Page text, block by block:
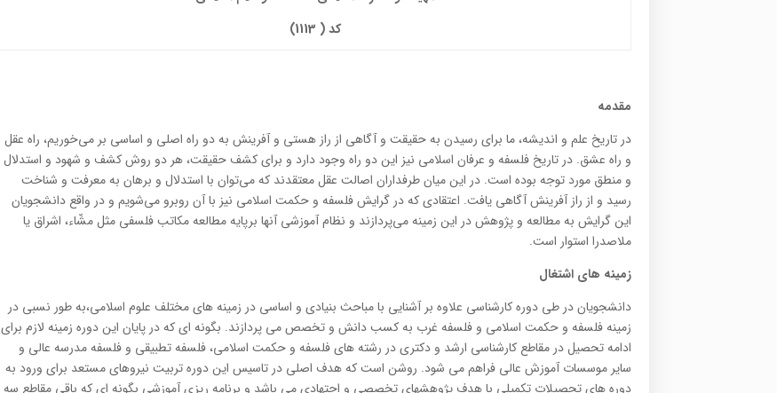
کد ( 1113)
مقدمه
در تاريخ‌ علم‌ و انديشه،‌ ما براي‌ رسيدن‌ به‌ حقيقت‌ و آگاهي‌ از راز هستي‌ و آفرينش‌ به‌ دو راه‌ اصلي‌ و اساسي‌ بر مي‌خوريم‌، راه‌ عقل‌
و راه‌ عشق‌. در تاريخ‌ فلسفه‌ و عرفان‌ اسلامي‌ نيز اين‌ دو راه‌ وجود دارد و براي‌ كشف‌ حقيقت‌، هر دو روش‌ كشف‌ و شهود و استدلال‌
و منطق‌ مورد توجه‌ بوده‌ است‌. در اين‌ ميان‌ طرفداران‌ اصالت‌ عقل‌ معتقدند كه‌ مي‌توان‌ با استدلال‌ و برهان‌ به‌ معرفت‌ و شناخت‌
رسيد و از راز آفرينش‌ آگاهي‌ يافت‌. اعتقادي‌ كه‌ در گرايش‌ فلسفه‌ و حكمت‌ اسلامي‌ نيز با آن‌ روبرو مي‌شويم‌ و در واقع‌ دانشجويان‌
اين‌ گرايش‌ به‌ مطالعه‌ و پژوهش‌ در اين‌ زمينه‌ مي‌پردازند و نظام‌ آموزشي‌ آنها برپايه‌ مطالعه‌ مكاتب‌ فلسفي‌ مثل‌ مشّاء، اشراق‌ يا
ملاصدرا استوار است.
زمینه های اشتغال
دانشجویان در طی دوره کارشناسی علاوه بر آشنایی با مباحث بنیادی و اساسی در زمینه های مختلف علوم اسلامی،به طور نسبی در
زمینه فلسفه و حکمت اسلامی و فلسفه غرب به کسب دانش و تخصص می پردازند. بگونه ای که در پایان این دوره زمینه لازم برای
ادامه تحصیل در مقاطع کارشناسی ارشد و دکتری در رشته های فلسفه و حکمت اسلامی، فلسفه تطبیقی و فلسفه مدرسه عالی و
سایر موسسات آموزش عالی فراهم می شود. روشن است که هدف اصلی در تاسیس این دوره تربیت نیروهای مستعد برای ورود به
دوره های تحصیلات تکمیلی با هدف پژوهشهای تخصصی و اجتهادی می باشد و برنامه ریزی آموزشی بگونه ای که باقی مقاطع سه